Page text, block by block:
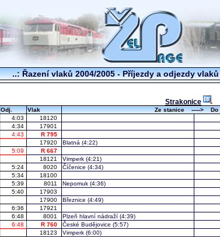
..: Řazení vlaků 2004/2005 - Příjezdy a odjezdy
Strakonice
Odj. Vlak Ze stanice -----> Do
4:03
18120
4:34
17901
4:43
R 795
17920 Blatná (4:22)
5:09
R 667
18121 Vimperk (4:21)
5:24 8020 Číčenice (4:34)
5:34
18100
5:39 8011 Nepomuk (4:36)
5:40
17903
17900 Březnice (4:49)
6:36
17921
6:48 8001 Plzeň hlavní nádraží (4:39)
6:48 R 760 České Budějovice (5:57)
18123 Vimperk (6:00)